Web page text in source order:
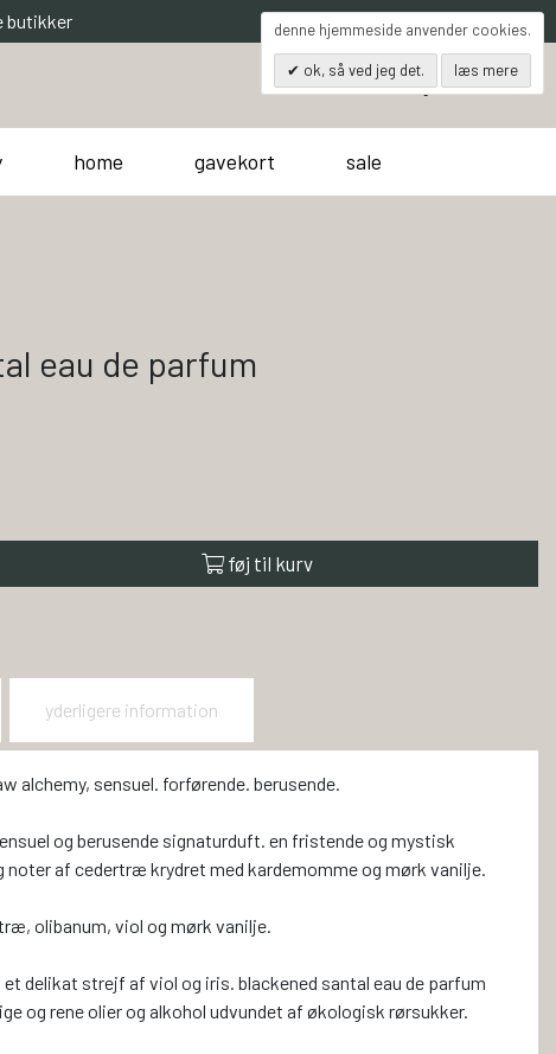
butikker
søg kurv 0
home gavekort sale
eau de parfum
føj til kurv
yderligere information
alchemy, sensuel. forførende. berusende.
og berusende signaturduft. en fristende og mystisk
af cedertræ krydret med kardemomme og mørk vanilje.
olibanum, viol og mørk vanilje.
delikat strejf af viol og iris. blackened santal eau de parfum
og rene olier og alkohol udvundet af økologisk rørsukker.
denne hjemmeside anvender cookies.
ok, så ved jeg det. læs mere